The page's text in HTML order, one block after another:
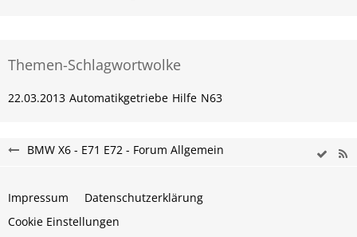
Themen-Schlagwortwolke
22.03.2013 Automatikgetriebe Hilfe N63
BMW X6 - E71 E72 - Forum Allgemein
Impressum
Datenschutzerklärung
Cookie Einstellungen